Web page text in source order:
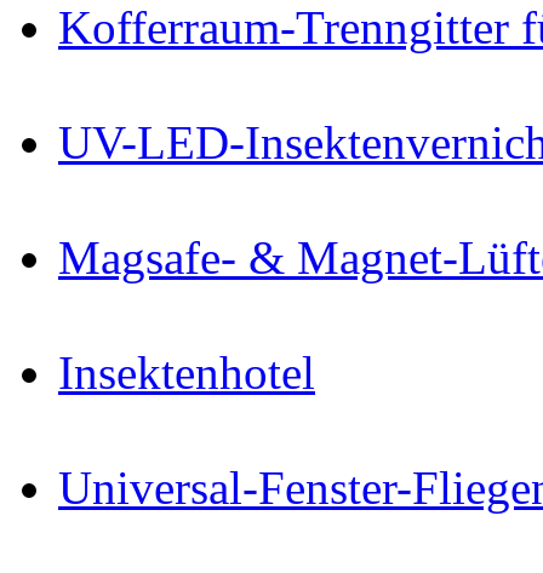
Kofferraum-Trenngitter
UV-LED-
Magsafe- & Magnet-
Insektenhotel
Universal-Fenster-